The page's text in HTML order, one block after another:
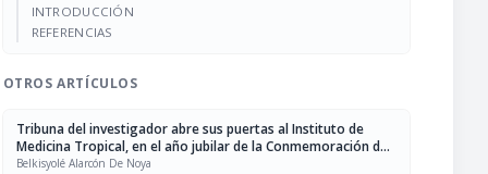
INTRODUCCIÓN
REFERENCIAS
OTROS ARTÍCULOS
Tribuna del investigador abre sus puertas al Instituto de
Medicina Tropical, en el año jubilar de la Conmemoración de
los 70 años de su fundación
Belkisyolé Alarcón De Noya